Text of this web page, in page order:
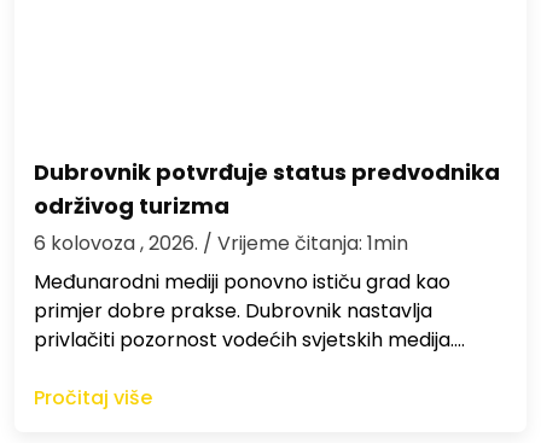
Dubrovnik potvrđuje status predvodnika
održivog turizma
6 kolovoza , 2026. / Vrijeme čitanja: 1min
Međunarodni mediji ponovno ističu grad kao
primjer dobre prakse. Dubrovnik nastavlja
privlačiti pozornost vodećih svjetskih medija.…
Pročitaj više